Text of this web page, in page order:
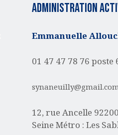
administration
Emmanuelle
01 47 47 78 76 poste
12, rue Ancelle
SeineMétro : Les